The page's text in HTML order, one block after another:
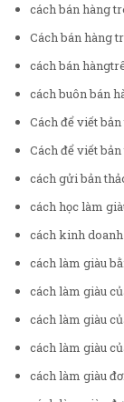
cách bán hàng
Cách bán hàng
cách bán
cách buôn bán
Cách để viết
Cách để viết
cách gửi bản
cách học làm
cách kinh
cách làm giàu
cách làm giàu
cách làm giàu
cách làm giàu
cách làm giàu